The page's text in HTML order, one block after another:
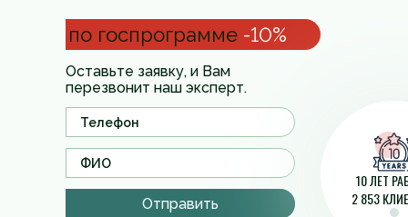
по госпрограмме -10%
Оставьте заявку, и Вам
перезвонит наш эксперт.
Отправить
10 ЛЕТ
2 853